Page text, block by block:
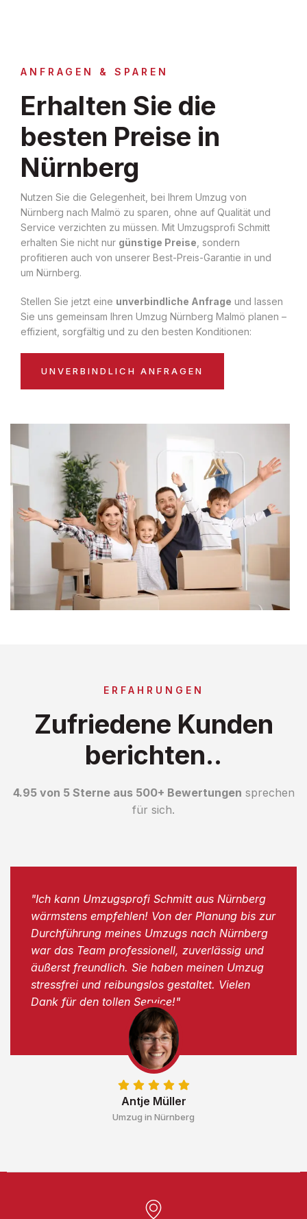
ANFRAGEN & SPAREN
Erhalten Sie die
besten Preise in
Nürnberg
Nutzen Sie die Gelegenheit, bei Ihrem Umzug von
Nürnberg nach Malmö zu sparen, ohne auf Qualität und
Service verzichten zu müssen. Mit Umzugsprofi Schmitt
erhalten Sie nicht nur günstige Preise , sondern
profitieren auch von unserer Best-Preis-Garantie in und
um Nürnberg.
Stellen Sie jetzt eine unverbindliche Anfrage und lassen
Sie uns gemeinsam Ihren Umzug Nürnberg Malmö planen –
effizient, sorgfältig und zu den besten Konditionen:
UNVERBINDLICH ANFRAGEN
ERFAHRUNGEN
Zufriedene Kunden
berichten..
4.95 von 5 Sterne aus 500+ Bewertungen sprechen
für sich.
Antje Müller
Umzug in Nürnberg
"Ich kann Umzugsprofi Schmitt aus Nürnberg
wärmstens empfehlen! Von der Planung bis zur
Durchführung meines Umzugs nach Nürnberg
war das Team professionell, zuverlässig und
äußerst freundlich. Sie haben meinen Umzug
stressfrei und reibungslos gestaltet. Vielen
Dank für den tollen Service!"